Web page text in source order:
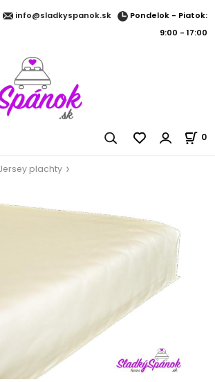
info@sladkyspanok.sk
Pondelok - Piatok:
9:00 - 17:00
0
plachty